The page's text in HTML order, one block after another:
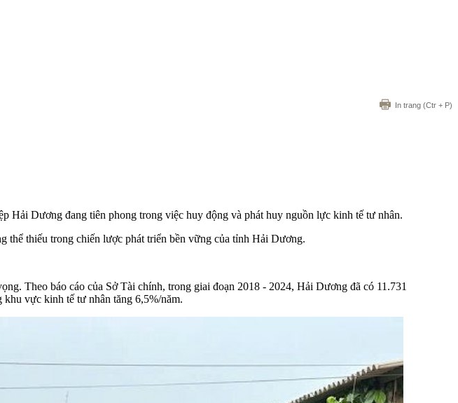
In trang (Ctr + P)
Hải Dương đang tiên phong trong việc huy động và phát huy nguồn lực kinh tế tư nhân.
thể thiếu trong chiến lược phát triển bền vững của tỉnh Hải Dương.
Theo báo cáo của Sở Tài chính, trong giai đoạn 2018 - 2024, Hải Dương đã có 11.731
vực kinh tế tư nhân tăng 6,5%/năm.